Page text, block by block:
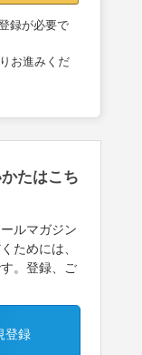
録が必要で
お進みくだ
たはこち
ルマガジン
ためには、
。登録、ご
登録